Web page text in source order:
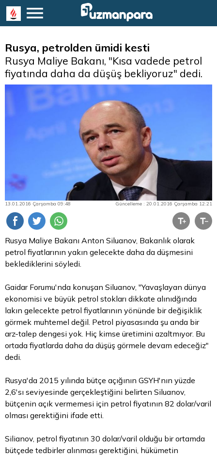
Rusya, petrolden ümidi kesti
Rusya Maliye Bakanı, "Kısa vadede petrol
fiyatında daha da düşüş bekliyoruz" dedi.
13.01.2016 Çarşamba 09:48 Güncelleme : 20.01.2016 Çarşamba 12:21
Rusya Maliye Bakanı Anton Siluanov, Bakanlık olarak
petrol fiyatlarının yakın gelecekte daha da düşmesini
beklediklerini söyledi.
Gaidar Forumu'nda konuşan Siluanov, "Yavaşlayan dünya
ekonomisi ve büyük petrol stokları dikkate alınıdğında
lakın gelecekte petrol fiyatlarının yönünde bir değişiklik
görmek muhtemel değil. Petrol piyasasında şu anda bir
arz-talep dengesi yok. Hiç kimse üretimini azaltmıyor. Bu
ortada fiyatlarda daha da düşüş görmele devam edeceğiz"
dedi.
Rusya'da 2015 yılında bütçe açığının GSYH'nın yüzde
2,6'sı seviyesinde gerçekleştiğini belirten Siluanov,
bütçenin açık vermemesi için petrol fiyatının 82 dolar/varil
olması gerektiğini ifade etti.
Silianov, petrol fiyatının 30 dolar/varil olduğu bir ortamda
bütçede tedbirler alınması gerektiğini, hükümetin